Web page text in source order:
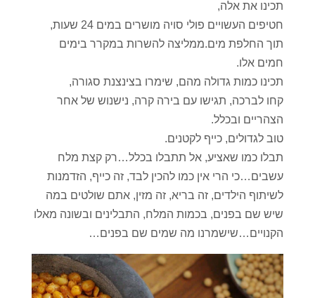
תכינו את אלה,
חטיפים העשויים פולי סויה מושרים במים 24 שעות,
תוך החלפת מים.ממליצה להשרות במקרר בימים
חמים אלו.
תכינו כמות גדולה מהם, שימרו בצינצנת סגורה,
קחו לברכה, תגישו עם בירה קרה, נישנוש של אחר
הצהריים ובכלל.
טוב לגדולים, כייף לקטנים.
תבלו כמו שאציע, אל תתבלו בכלל…רק קצת מלח
עשבים…כי הרי אין כמו להכין לבד, זה כייף, הזדמנות
לשיתוף הילדים, זה בריא, זה מזין, אתם שולטים במה
שיש שם בפנים, בכמות המלח, התבלינים ובשונה מאלו
הקנויים…שישמרנו מה שמים שם בפנים…